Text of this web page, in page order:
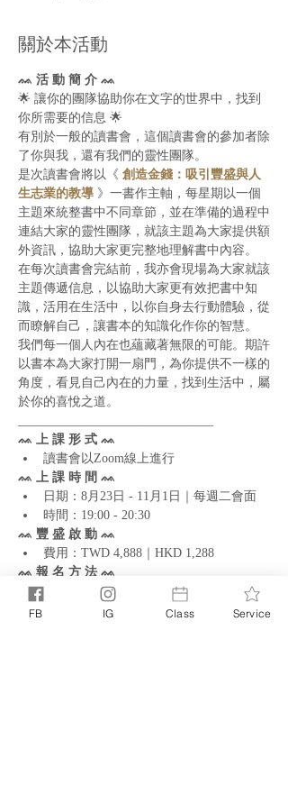
關於本活動
ᨐ 活 動 簡 介 ᨐ
🌟 讓你的團隊協助你在文字的世界中，找到
你所需要的信息 🌟
有別於一般的讀書會，這個讀書會的參加者除
了你與我，還有我們的靈性團隊。
是次讀書會將以《 創造金錢：吸引豐盛與人
生志業的教導 》一書作主軸，每星期以一個
主題來統整書中不同章節，並在準備的過程中
連結大家的靈性團隊，就該主題為大家提供額
外資訊，協助大家更完整地理解書中內容。
在每次讀書會完結前，我亦會現場為大家就該
主題傳遞信息，以協助大家更有效把書中知
識，活用在生活中，以你自身去行動體驗，從
而瞭解自己，讓書本的知識化作你的智慧。
我們每一個人內在也蘊藏著無限的可能。期許
以書本為大家打開一扇門，為你提供不一樣的
角度，看見自己內在的力量，找到生活中，屬
於你的喜悅之道。
ᨐ 上 課 形 式 ᨐ
讀書會以Zoom線上進行
ᨐ 上 課 時 間 ᨐ
日期：8月23日 - 11月1日｜每週二會面
時間：19:00 - 20:30
ᨐ 豐 盛 啟 動 ᨐ
費用：TWD 4,888｜HKD 1,288
ᨐ 報 名 方 法 ᨐ
先填寫好表單，我們將於3個工作天內透
過電竹中與你聯絡
FB IG Class Service